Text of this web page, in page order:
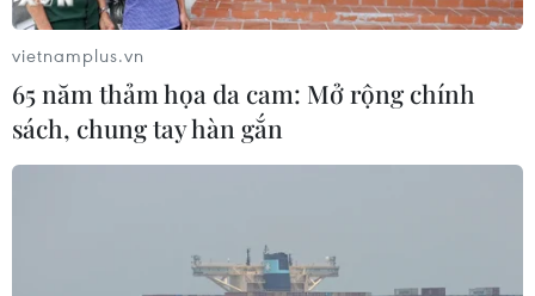
vietnamplus.vn
65 năm thảm họa da cam: Mở rộng chính
sách, chung tay hàn gắn